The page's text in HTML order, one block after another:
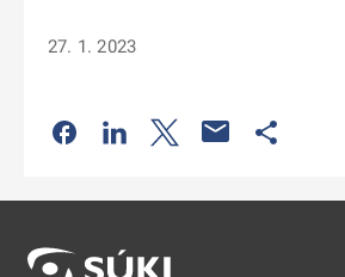
27. 1. 2023
Odkaz se otevře na nové kartě
Odkaz se otevře na
Odkaz se otevře